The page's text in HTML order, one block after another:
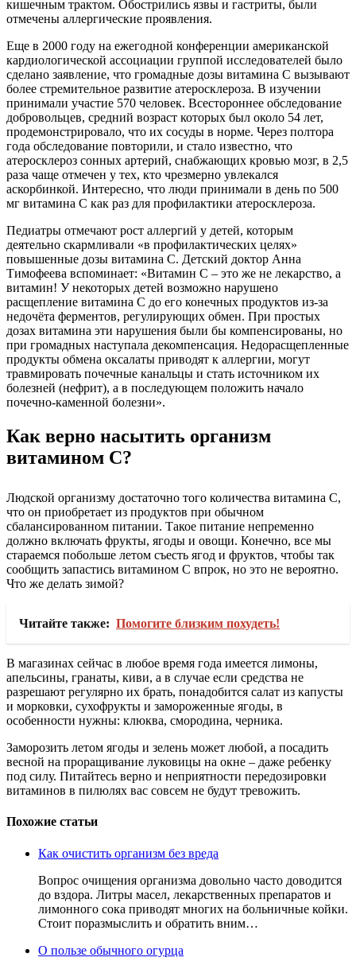
кишечным трактом. Обострились язвы и гастриты, были
отмечены аллергические проявления.
Еще в 2000 году на ежегодной конференции американской
кардиологической ассоциации группой исследователей было
сделано заявление, что громадные дозы витамина С вызывают
более стремительное развитие атеросклероза. В изучении
принимали участие 570 человек. Всестороннее обследование
добровольцев, средний возраст которых был около 54 лет,
продемонстрировало, что их сосуды в норме. Через полтора
года обследование повторили, и стало известно, что
атеросклероз сонных артерий, снабжающих кровью мозг, в 2,5
раза чаще отмечен у тех, кто чрезмерно увлекался
аскорбинкой. Интересно, что люди принимали в день по 500
мг витамина С как раз для профилактики атеросклероза.
Педиатры отмечают рост аллергий у детей, которым
деятельно скармливали «в профилактических целях»
повышенные дозы витамина С. Детский доктор Анна
Тимофеева вспоминает: «Витамин С – это же не лекарство, а
витамин! У некоторых детей возможно нарушено
расщепление витамина С до его конечных продуктов из-за
недочёта ферментов, регулирующих обмен. При простых
дозах витамина эти нарушения были бы компенсированы, но
при громадных наступала декомпенсация. Недорасщепленные
продукты обмена оксалаты приводят к аллергии, могут
травмировать почечные канальцы и стать источником их
болезней (нефрит), а в последующем положить начало
почечно-каменной болезни».
Как верно насытить организм
витамином С?
Людской организму достаточно того количества витамина С,
что он приобретает из продуктов при обычном
сбалансированном питании. Такое питание непременно
должно включать фрукты, ягоды и овощи. Конечно, все мы
стараемся побольше летом съесть ягод и фруктов, чтобы так
сообщить запастись витамином С впрок, но это не вероятно.
Что же делать зимой?
Читайте также: Помогите близким похудеть!
В магазинах сейчас в любое время года имеется лимоны,
апельсины, гранаты, киви, а в случае если средства не
разрешают регулярно их брать, понадобится салат из капусты
и морковки, сухофрукты и замороженные ягоды, в
особенности нужны: клюква, смородина, черника.
Заморозить летом ягоды и зелень может любой, а посадить
весной на проращивание луковицы на окне – даже ребенку
под силу. Питайтесь верно и неприятности передозировки
витаминов в пилюлях вас совсем не будут тревожить.
Похожие статьи
Как очистить организм без вреда
Вопрос очищения организма довольно часто доводится
до вздора. Литры масел, лекарственных препаратов и
лимонного сока приводят многих на больничные койки.
Стоит поразмыслить и обратить вним…
О пользе обычного огурца